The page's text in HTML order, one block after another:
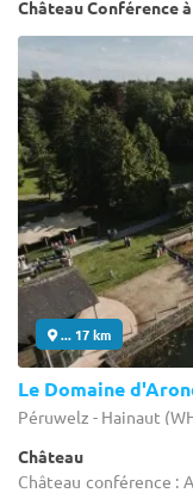
Château Conférence
... 17 km
Le Domaine
Péruwelz - Hainaut
Château
Château conférence :